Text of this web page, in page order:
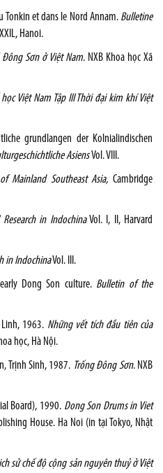
Tonkin et dans le Nord Annam. Bulletine
Hanoi.
Đông Sơn ở Việt Nam. NXB Khoa học Xã
Việt Nam Tập III Thời đại kim khí Việt
grundlangen der Kolnialindischen
AsiensVol. VIII.
Mainland Southeast Asia, Cambridge
Research in IndochinaVol. I, II, Harvard
in IndochinaVol. III.
Dong Son culture. Bulletin of the
Linh, 1963. Những vết tích đầu tiên của
học, Hà Nội.
Trịnh Sinh, 1987. Trống Đông Sơn. NXB
Board), 1990. Dong Son Drums in Viet
House. Ha Noi (in tại Tokyo, Nhật
sử chế độ cộng sản nguyên thuỷ ở Việt